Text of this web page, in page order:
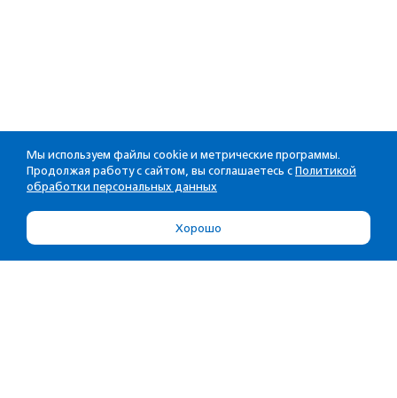
Мы используем файлы cookie и метрические программы.
Продолжая работу с сайтом, вы соглашаетесь с Политикой
обработки персональных данных
Хорошо